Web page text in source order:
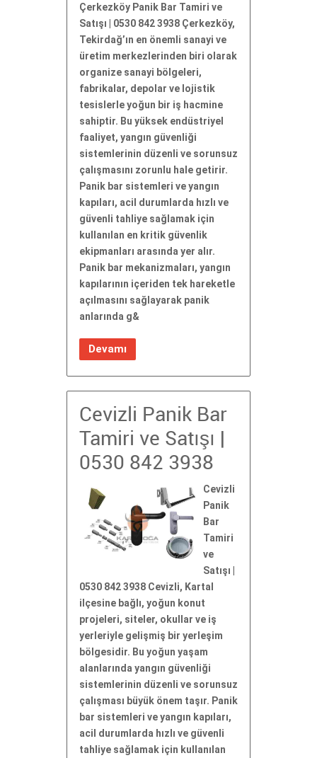
Çerkezköy Panik Bar Tamiri ve
Satışı | 0530 842 3938 Çerkezköy,
Tekirdağ’ın en önemli sanayi ve
üretim merkezlerinden biri olarak
organize sanayi bölgeleri,
fabrikalar, depolar ve lojistik
tesislerle yoğun bir iş hacmine
sahiptir. Bu yüksek endüstriyel
faaliyet, yangın güvenliği
sistemlerinin düzenli ve sorunsuz
çalışmasını zorunlu hale getirir.
Panik bar sistemleri ve yangın
kapıları, acil durumlarda hızlı ve
güvenli tahliye sağlamak için
kullanılan en kritik güvenlik
ekipmanları arasında yer alır.
Panik bar mekanizmaları, yangın
kapılarının içeriden tek hareketle
açılmasını sağlayarak panik
anlarında g&
Devamı
Cevizli Panik Bar
Tamiri ve Satışı |
0530 842 3938
Cevizli
Panik
Bar
Tamiri
ve
Satışı |
0530 842 3938 Cevizli, Kartal
ilçesine bağlı, yoğun konut
projeleri, siteler, okullar ve iş
yerleriyle gelişmiş bir yerleşim
bölgesidir. Bu yoğun yaşam
alanlarında yangın güvenliği
sistemlerinin düzenli ve sorunsuz
çalışması büyük önem taşır. Panik
bar sistemleri ve yangın kapıları,
acil durumlarda hızlı ve güvenli
tahliye sağlamak için kullanılan